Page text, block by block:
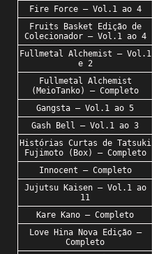
Fire Force – Vol.1 ao 4
Fruits Basket Edição de
Colecionador – Vol.1 ao 4
Fullmetal Alchemist – Vol.1
e 2
Fullmetal Alchemist
(MeioTanko) – Completo
Gangsta – Vol.1 ao 5
Gash Bell – Vol.1 ao 3
Histórias Curtas de Tatsuki
Fujimoto (Box) – Completo
Innocent – Completo
Jujutsu Kaisen – Vol.1 ao
11
Kare Kano – Completo
Love Hina Nova Edição –
Completo